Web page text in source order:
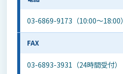
03-6869-9173（10:00〜18:00）
FAX
03-6893-3931（24時間受付）